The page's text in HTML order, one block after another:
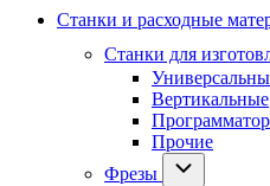
Станки и расходные
Станки для
Вертикальные
Прочие
Фрезы